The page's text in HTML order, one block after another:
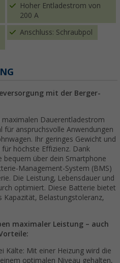
Hoher Entladestrom von
200 A
Anschluss: Schraubpol
mit der Berger-
Dauerentladestrom
für anspruchsvolle Anwendungen
Ihr geringes Gewicht und
höchste Effizienz. Dank
über dein Smartphone
Management-System (BMS)
Die Leistung, Lebensdauer und
optimiert. Diese Batterie bietet
Belastungstoleranz,
maximaler Leistung – auch
Kälte: Mit einer Heizung wird die
optimalen Niveau gehalten,